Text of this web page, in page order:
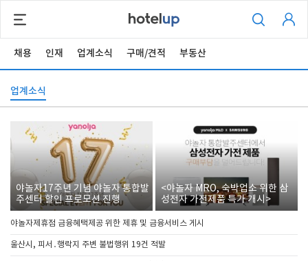
채용 인재 업계소식 구매/견적 부동산
업계소식
야놀자17주년 기념 야놀자 통합발
주센터 할인 프로모션 진행
<야놀자 MRO, 숙박업소 위한 삼
성전자 가전제품 특가 개시>
야놀자제휴점 금융혜택제공 위한 제휴 및 금융서비스 게시
울산시, 피서․행락지 주변 불법행위 19건 적발